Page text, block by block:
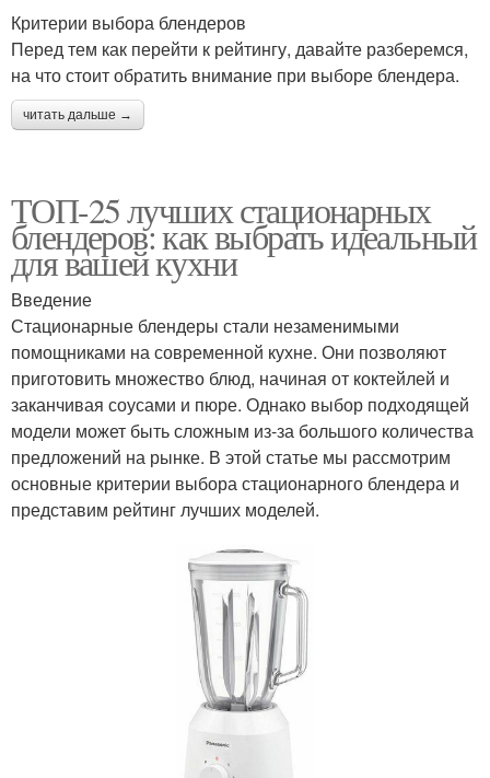
Критерии выбора блендеров
Перед тем как перейти к рейтингу, давайте разберемся,
на что стоит обратить внимание при выборе блендера.
читать дальше →
ТОП-25 лучших стационарных
блендеров: как выбрать идеальный
для вашей кухни
Введение
Стационарные блендеры стали незаменимыми
помощниками на современной кухне. Они позволяют
приготовить множество блюд, начиная от коктейлей и
заканчивая соусами и пюре. Однако выбор подходящей
модели может быть сложным из-за большого количества
предложений на рынке. В этой статье мы рассмотрим
основные критерии выбора стационарного блендера и
представим рейтинг лучших моделей.